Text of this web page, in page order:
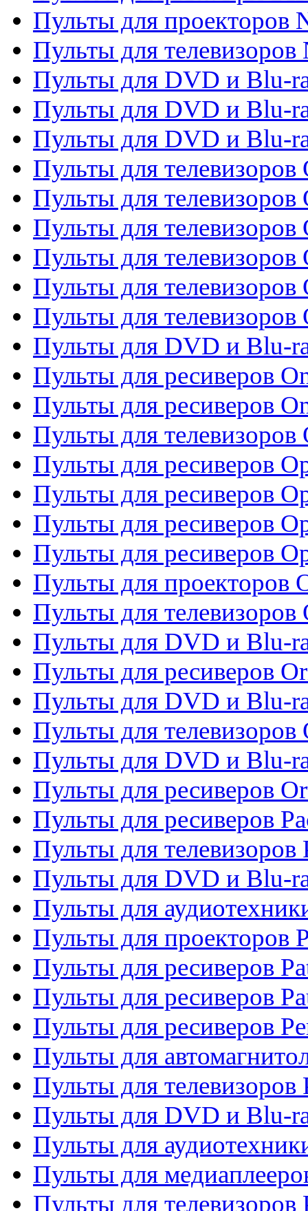
Пульты для проекторов
Пульты для телевизоров
Пульты для DVD и Blu-
Пульты для DVD и Blu-
Пульты для DVD и Blu-
Пульты для телевизоров
Пульты для телевизоров
Пульты для телевизоров
Пульты для телевизоров
Пульты для телевизоров
Пульты для телевизоров
Пульты для DVD и Blu-
Пульты для ресиверов
Пульты для ресиверов
Пульты для телевизоров
Пульты для ресиверов
Пульты для ресиверов
Пульты для ресиверов
Пульты для ресиверов
Пульты для проекторов
Пульты для телевизоров
Пульты для DVD и Blu-
Пульты для ресиверов
Пульты для DVD и Blu-
Пульты для телевизоров
Пульты для DVD и Blu-
Пульты для ресиверов
Пульты для ресиверов
Пульты для телевизоров
Пульты для DVD и Blu-
Пульты для
Пульты для проекторов
Пульты для ресиверов
Пульты для ресиверов
Пульты для ресиверов
Пульты для
Пульты для телевизоров
Пульты для DVD и Blu-
Пульты для
Пульты для
Пульты для телевизоров